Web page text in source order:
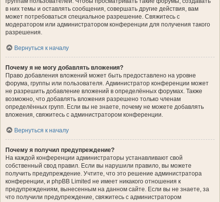
в них темы и оставлять сообщения, совершать другие действия, вам
может потребоваться специальное разрешение. Свяжитесь с
модератором или администратором конференции для получения такого
разрешения.
Вернуться к началу
Почему я не могу добавлять вложения?
Право добавления вложений может быть предоставлено на уровне
форума, группы или пользователя. Администратор конференции может
не разрешить добавление вложений в определённых форумах. Также
возможно, что добавлять вложения разрешено только членам
определённых групп. Если вы не знаете, почему не можете добавлять
вложения, свяжитесь с администратором конференции.
Вернуться к началу
Почему я получил предупреждение?
На каждой конференции администраторы устанавливают свой
собственный свод правил. Если вы нарушили правило, вы можете
получить предупреждение. Учтите, что это решение администратора
конференции, и phpBB Limited не имеет никакого отношения к
предупреждениям, вынесенным на данном сайте. Если вы не знаете, за
что получили предупреждение, свяжитесь с администратором